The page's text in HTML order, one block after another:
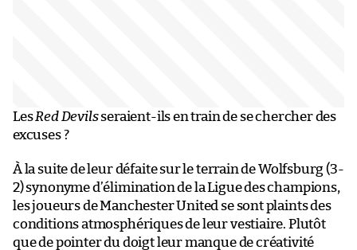
LesRed Devilsseraient-ils en train de se chercher des
excuses ?
À la suite de leur défaite sur le terrain de Wolfsburg (3-
2) synonyme d’élimination de la Ligue des champions,
les joueurs de Manchester United se sont plaints des
conditions atmosphériques de leur vestiaire. Plutôt
que de pointer du doigt leur manque de créativité